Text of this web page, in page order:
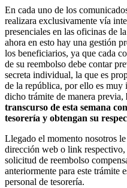
En cada uno de los
realizara exclusivamente vía
presenciales en las oficinas de
ahora en esto hay una gestión
los beneficiarios, ya que cada
de su reembolso debe contar
secreta individual, la que es
de la república, por ello es muy
dicho trámite de manera previa,
transcurso de esta semana
tesorería y obtengan su
Llegado el momento nosotros
dirección web o link respectivo,
solicitud de reembolso
anteriormente para este trámite
personal de tesorería.